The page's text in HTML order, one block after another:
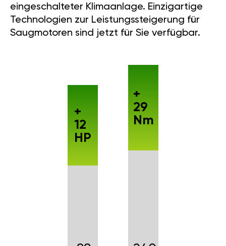
eingeschalteter Klimaanlage. Einzigartige
Technologien zur Leistungssteigerung für
Saugmotoren sind jetzt für Sie verfügbar.
+
12
HP
+
29
Nm